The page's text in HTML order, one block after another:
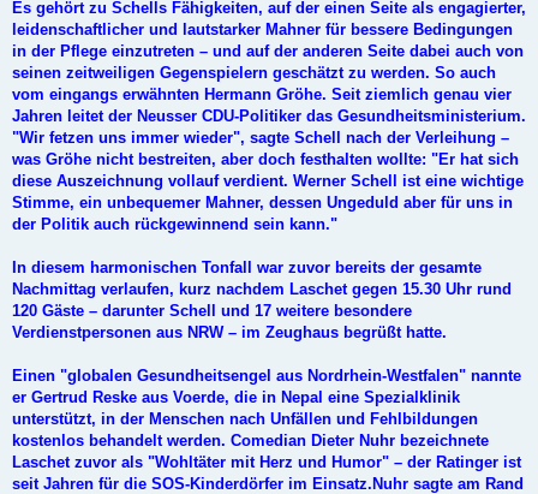
Es gehört zu Schells Fähigkeiten, auf der einen Seite als engagierter,
leidenschaftlicher und lautstarker Mahner für bessere Bedingungen
in der Pflege einzutreten – und auf der anderen Seite dabei auch von
seinen zeitweiligen Gegenspielern geschätzt zu werden. So auch
vom eingangs erwähnten Hermann Gröhe. Seit ziemlich genau vier
Jahren leitet der Neusser CDU-Politiker das Gesundheitsministerium.
"Wir fetzen uns immer wieder", sagte Schell nach der Verleihung –
was Gröhe nicht bestreiten, aber doch festhalten wollte: "Er hat sich
diese Auszeichnung vollauf verdient. Werner Schell ist eine wichtige
Stimme, ein unbequemer Mahner, dessen Ungeduld aber für uns in
der Politik auch rückgewinnend sein kann."
In diesem harmonischen Tonfall war zuvor bereits der gesamte
Nachmittag verlaufen, kurz nachdem Laschet gegen 15.30 Uhr rund
120 Gäste – darunter Schell und 17 weitere besondere
Verdienstpersonen aus NRW – im Zeughaus begrüßt hatte.
Einen "globalen Gesundheitsengel aus Nordrhein-Westfalen" nannte
er Gertrud Reske aus Voerde, die in Nepal eine Spezialklinik
unterstützt, in der Menschen nach Unfällen und Fehlbildungen
kostenlos behandelt werden. Comedian Dieter Nuhr bezeichnete
Laschet zuvor als "Wohltäter mit Herz und Humor" – der Ratinger ist
seit Jahren für die SOS-Kinderdörfer im Einsatz.Nuhr sagte am Rand